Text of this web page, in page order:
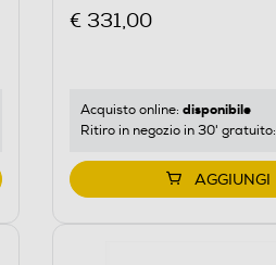
€ 331,00
Acquisto online: disponibile
Ritiro in negozio in 30' gratuito:
AGGIUNGI